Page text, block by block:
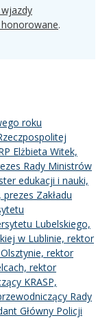
.
roku
Elżbieta Witek,
Rady Ministrów
edukacji i nauki,
Zakładu
Lubelskiego,
w Lublinie, rektor
rektor
rektor
KRASP,
Rady
Główny Policji